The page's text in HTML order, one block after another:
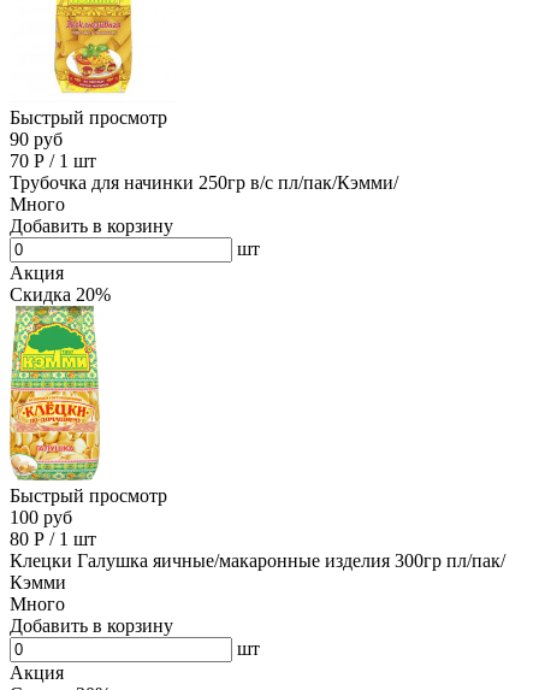
Быстрый просмотр
90 руб
70 Р / 1 шт
Трубочка для начинки 250гр в/с пл/пак/Кэмми/
Много
Добавить в корзину
шт
Акция
Скидка 20%
Быстрый просмотр
100 руб
80 Р / 1 шт
Клецки Галушка яичные/макаронные изделия 300гр пл/пак/
Кэмми
Много
Добавить в корзину
шт
Акция